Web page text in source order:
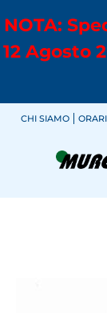
NOTA:
12 Agosto
CHI SIAMO ORARI